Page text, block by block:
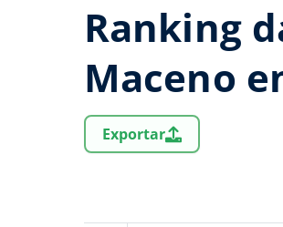
Ranking
Maceno
Exportar